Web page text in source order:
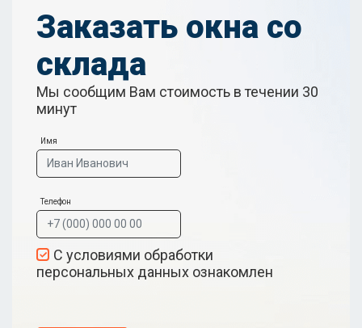
Заказать окна со
склада
Мы сообщим Вам стоимость в течении 30
минут
Имя
Телефон
С условиями обработки
персональных данных ознакомлен